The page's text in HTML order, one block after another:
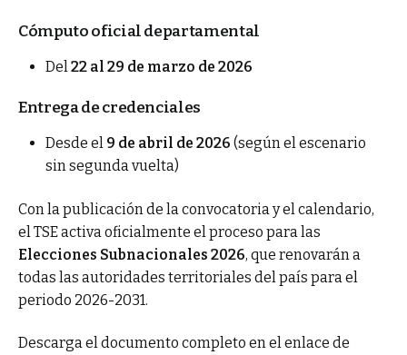
Cómputo oficial departamental
Del22 al 29 de marzo de 2026
Entrega de credenciales
Desde el 9 de abril de 2026 (según el escenario
sin segunda vuelta)
Con la publicación de la convocatoria y el calendario,
el TSE activa oficialmente el proceso para las
Elecciones Subnacionales 2026, que renovarán a
todas las autoridades territoriales del país para el
periodo 2026-2031.
Descarga el documento completo en el enlace de